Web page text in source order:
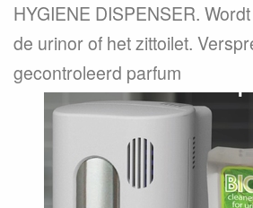
HYGIENE DISPENSER.
de urinor of het zittoilet.
gecontroleerd parfum